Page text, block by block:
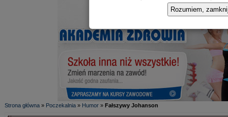
Strona główna » Poczekalnia » Humor » Fałszywy Johanson
Rozumiem,